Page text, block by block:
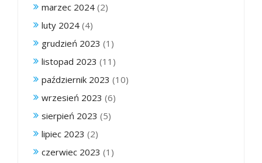
marzec 2024 (2)
luty 2024 (4)
grudzień 2023 (1)
listopad 2023 (11)
październik 2023 (10)
wrzesień 2023 (6)
sierpień 2023 (5)
lipiec 2023 (2)
czerwiec 2023 (1)